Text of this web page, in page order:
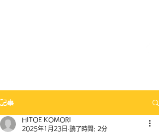
記事
HITOE KOMORI
2025年1月23日 読了時間: 2分